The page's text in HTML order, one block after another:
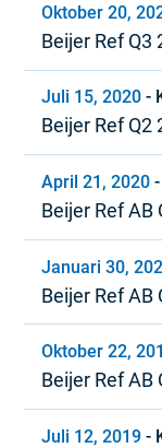
Oktober 20,
Beijer Ref Q3
Juli 15, 2020 -
Beijer Ref Q2
April 21, 2020 -
Beijer Ref AB
Januari 30,
Beijer Ref AB
Oktober 22,
Beijer Ref AB
Juli 12, 2019 -